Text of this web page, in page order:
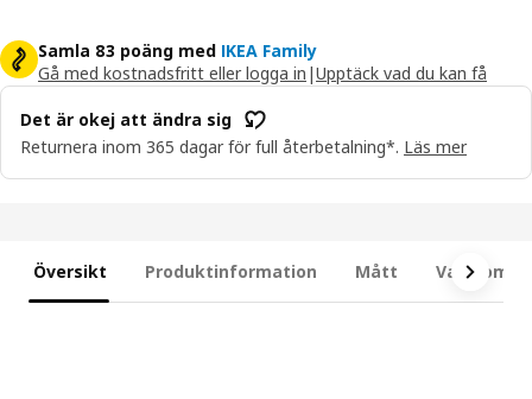
Samla 83 poäng med IKEA Family
Gå med kostnadsfritt eller logga in |Upptäck vad du kan få
Det är okej att ändra sig
Returnera inom 365 dagar för full återbetalning*. Läs mer
Översikt Produktinformation Mått Vad som